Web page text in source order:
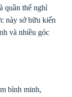
quần thể nghỉ
này sở hữu kiến
và nhiều góc
bình minh,